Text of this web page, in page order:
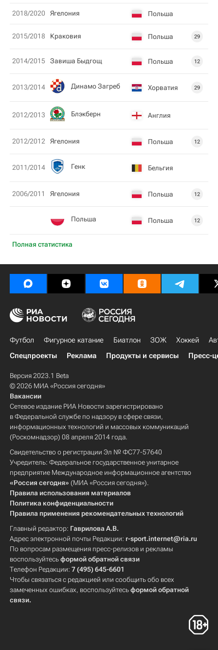
Полная статистика
2018/2020 Ягелония Польша
2015/2018 Краковия Польша 29
2014/2015 Завиша Быдгощ Польша 12
2013/2014 Динамо Загреб Хорватия 29
2012/2013 Блэкберн Англия
2012/2012 Ягелония Польша 12
2011/2014 Генк Бельгия
2006/2011 Ягелония Польша 12
Польша Польша 12
Футбол Фигурное катание Биатлон ЗОЖ Хоккей
Спецпроекты
Реклама Продукты и сервисы Пресс-
Версия 2023.1 Beta
© 2026 МИА «Россия сегодня»
Вакансии
Сетевое издание РИА Новости зарегистрировано
в Федеральной службе по надзору в сфере связи,
информационных технологий и массовых коммуникаций
(Роскомнадзор) 08 апреля 2014 года.
Свидетельство о регистрации Эл № ФС77-57640
Учредитель: Федеральное государственное унитарное
предприятие Международное информационное агентство
«Россия сегодня» (МИА «Россия сегодня»).
Правила использования материалов
Политика конфиденциальности
Правила применения рекомендательных технологий
Главный редактор: Гаврилова А.В.
Адрес электронной почты Редакции: r-sport.internet@ria.ru
По вопросам размещения пресс-релизов и рекламы
воспользуйтесьформой обратной связи
Телефон Редакции: 7 (495) 645-6601
Чтобы связаться с редакцией или сообщить обо всех
замеченных ошибках, воспользуйтесьформой обратной
связи.